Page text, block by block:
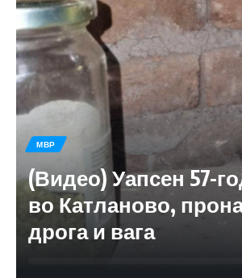
МВР
(Видео) Уапсен 57-
во Катланово,
дрога и вага